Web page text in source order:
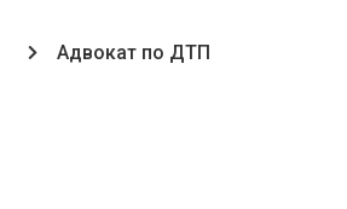
Адвокат по ДТП